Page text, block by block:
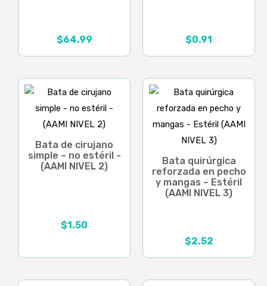
$64.99 $0.91
Bata de cirujano
simple – no estéril -
(AAMI NIVEL 2)
$1.50
Bata quirúrgica
reforzada en pecho
y mangas – Estéril
(AAMI NIVEL 3)
$2.52